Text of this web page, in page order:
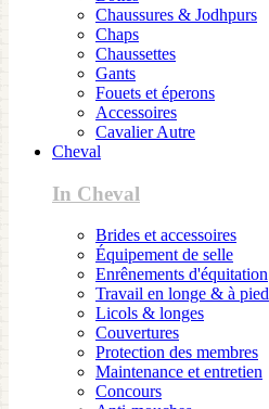
Chaussures & Jodhpurs
Chaps
Chaussettes
Gants
Fouets et éperons
Accessoires
Cavalier Autre
Cheval
In Cheval
Brides et accessoires
Équipement de selle
Enrênements d'équitation
Travail en longe & à pied
Licols & longes
Couvertures
Protection des membres
Maintenance et entretien
Concours